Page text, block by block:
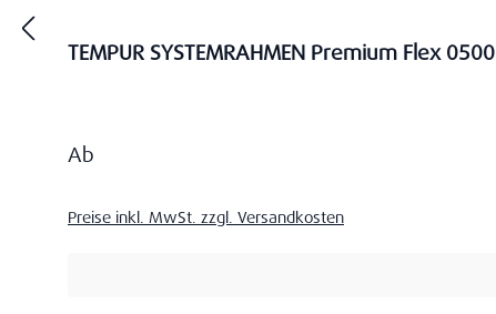
TEMPUR SYSTEMRAHMEN Premium Flex 0500
Regulärer Preis:
Ab
Preise inkl. MwSt. zzgl. Versandkosten